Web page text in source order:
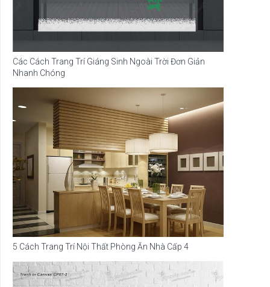
Các Cách Trang Trí Giáng Sinh Ngoài Trời Đơn Giản
Nhanh Chóng
5 Cách Trang Trí Nội Thất Phòng Ăn Nhà Cấp 4